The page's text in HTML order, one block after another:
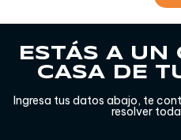
ESTÁS A UN
CASA DE
Ingresa tus datos abajo, te
resolver